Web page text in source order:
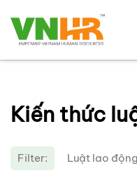
Kiến thức
Filter: Luật lao động